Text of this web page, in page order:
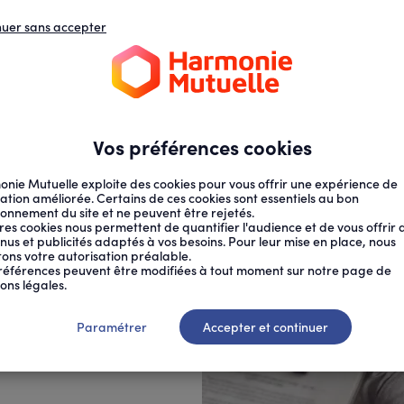
en
Vos préférences cookies
Mutuelle exploite des cookies pour vous offrir une expérience de
améliorée. Certains de ces cookies sont essentiels au bon
du site et ne peuvent être rejetés.
cookies nous permettent de quantifier l'audience et de vous offrir
et publicités adaptés à vos besoins. Pour leur mise en place, nous
votre autorisation préalable.
peuvent être modifiées à tout moment sur notre page de
légales.
sans accepter
Paramétrer Accepter et continuer